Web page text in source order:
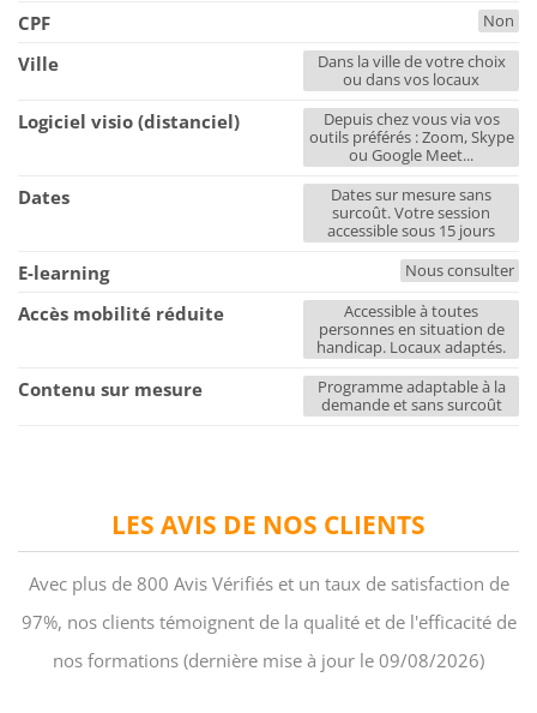
LES AVIS DE NOS CLIENTS
Avec plus de 800 Avis Vérifiés et un taux de satisfaction de
97%, nos clients témoignent de la qualité et de l'efficacité de
nos formations (dernière mise à jour le 09/08/2026)
CPF Non
Ville
Dans la ville de votre choix
ou dans vos locaux
Logiciel visio (distanciel)
Depuis chez vous via vos
outils préférés : Zoom, Skype
ou Google Meet...
Dates
Dates sur mesure sans
surcoût. Votre session
accessible sous 15 jours
E-learning Nous consulter
Accès mobilité réduite
Accessible à toutes
personnes en situation de
handicap. Locaux adaptés.
Contenu sur mesure
Programme adaptable à la
demande et sans surcoût